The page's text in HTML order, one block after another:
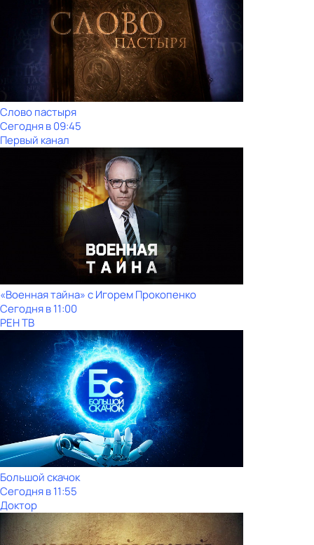
Слово пастыря
Сегодня в 09:45
Первый канал
«Военная тайна» с Игорем Прокопенко
Сегодня в 11:00
РЕН ТВ
Большой скачок
Сегодня в 11:55
Доктор